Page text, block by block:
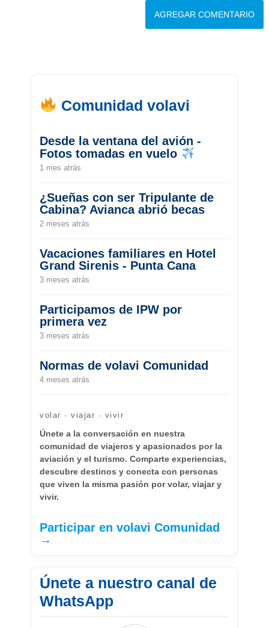
Comunidad volavi
Desde la ventana del avión -
Fotos tomadas en vuelo
1 mes atrás
¿Sueñas con ser Tripulante de
Cabina? Avianca abrió becas
2 meses atrás
Vacaciones familiares en Hotel
Grand Sirenis - Punta Cana
3 meses atrás
Participamos de IPW por
primera vez
3 meses atrás
Normas de volavi Comunidad
4 meses atrás
volar · viajar · vivir
Únete a la conversación en nuestra
comunidad de viajeros y apasionados por la
aviación y el turismo. Comparte experiencias,
descubre destinos y conecta con personas
que viven la misma pasión por volar, viajar y
vivir.
Participar en volavi Comunidad
→
Únete a nuestro canal de
WhatsApp